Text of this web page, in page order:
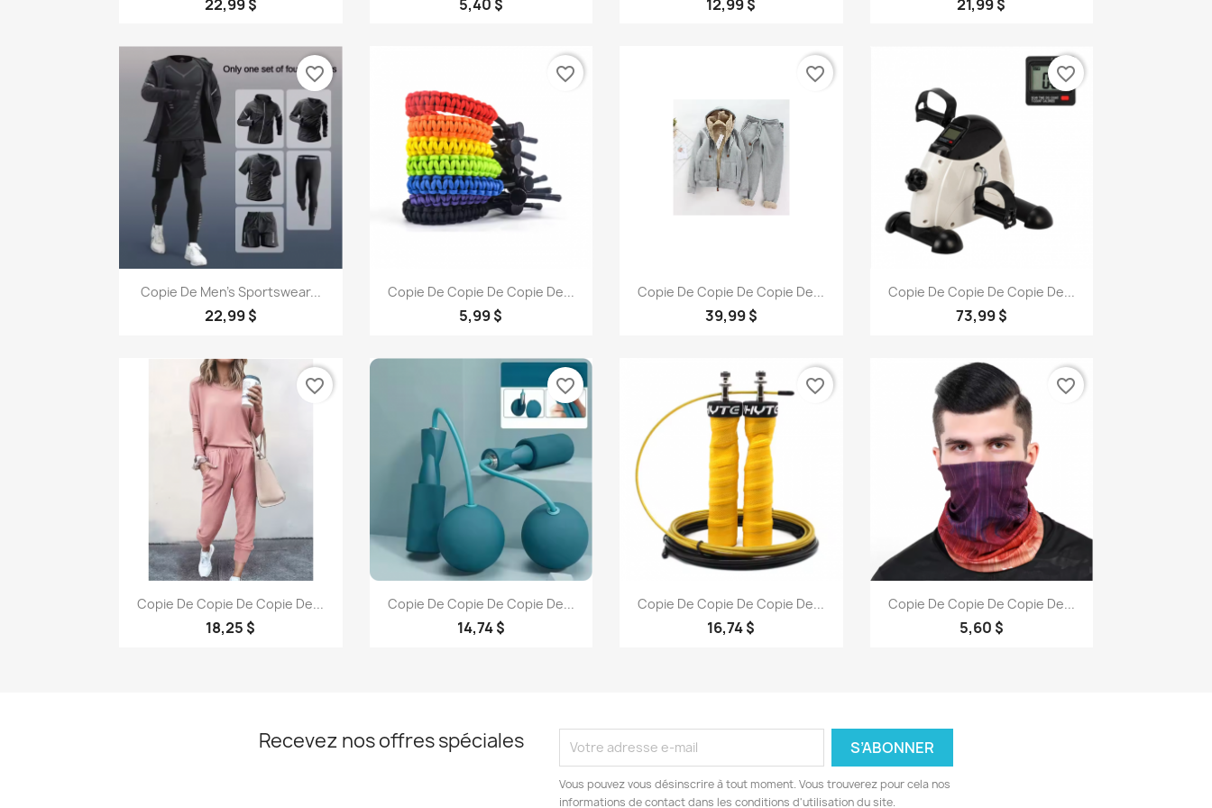
22,99 $ 5,40 $ 12,99 $ 21,99 $
Aperçu rapide
Copie De Men's Sportswear...
22,99 $
favorite_border
Aperçu rapide
Copie De Copie De Copie De...
5,99 $
favorite_border
Aperçu rapide
Copie De Copie De Copie De...
39,99 $
favorite_border
Aperçu rapide
Copie De Copie De Copie De...
73,99 $
favorite_border
Aperçu rapide
Copie De Copie De Copie De...
18,25 $
favorite_border
Aperçu rapide
Copie De Copie De Copie De...
14,74 $
favorite_border
Aperçu rapide
Copie De Copie De Copie De...
16,74 $
favorite_border
Aperçu rapide
Copie De Copie De Copie De...
5,60 $
favorite_border
Recevez nos offres spéciales
Vous pouvez vous désinscrire à tout moment. Vous trouverez pour cela nos
informations de contact dans les conditions d'utilisation du site.